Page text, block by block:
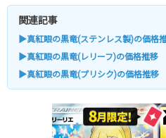
関連記事
▶真紅眼の黒竜(ステンレス製)の価格
▶真紅眼の黒竜(レリーフ)の価格推移
▶真紅眼の黒竜(プリシク)の価格推移